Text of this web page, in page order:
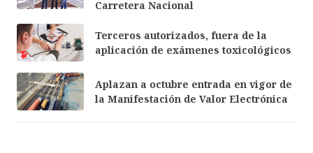
Carretera Nacional
Terceros autorizados, fuera de la
aplicación de exámenes toxicológicos
Aplazan a octubre entrada en vigor de
la Manifestación de Valor Electrónica